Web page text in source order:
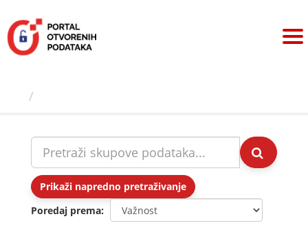
sadržaj
Prikaži napredno pretraživanje
Poredaj prema